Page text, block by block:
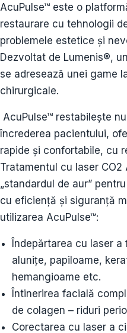
AcuPulse™ este o
restaurare cu tehnologii
problemele estetice și
Dezvoltat de Lumenis®,
se adresează unei game
chirurgicale.
AcuPulse™ restabilește
încrederea pacientului,
rapide și confortabile, cu
Tratamentul cu laser
„standardul de aur”
cu eficiență și siguranță
utilizarea AcuPulse™:
Îndepărtarea cu laser
alunițe, papiloame,
hemangioame etc.
Întinerirea facială
de colagen – riduri
Corectarea cu laser a